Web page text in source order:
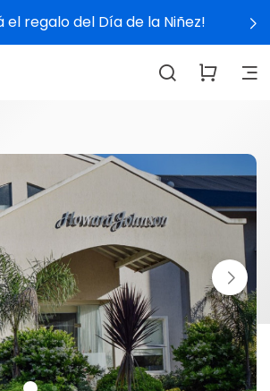
el regalo del Día de la Niñez!